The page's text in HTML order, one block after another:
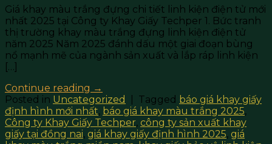
Giá khay màu trắng đựng chi tiết linh kiện điện tử mới
nhất 2025 tại Công ty Khay Giấy Techper 1. Bức tranh
thị trường khay màu trắng đựng linh kiện điện tử
năm 2025 Năm 2025 đánh dấu một giai đoạn bùng
nổ mạnh mẽ của ngành sản xuất và lắp ráp linh kiện
[…]
Continue reading →
Posted in Uncategorized Tagged báo giá khay giấy
định hình mới nhất, báo giá khay màu trắng 2025,
Công ty Khay Giấy Techper, công ty sản xuất khay
giấy tại đồng nai, giá khay giấy định hình 2025, giá